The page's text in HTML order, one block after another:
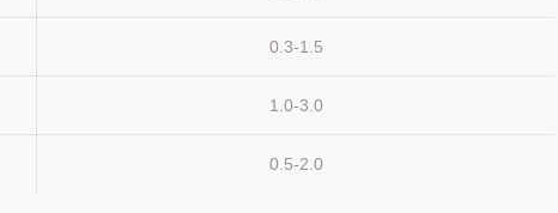
0.3-1.5
1.0-3.0
0.5-2.0